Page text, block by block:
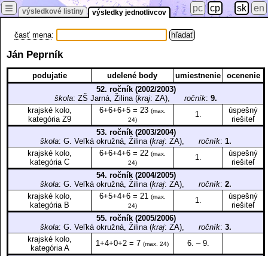
výsledkové listiny výsledky jednotlivcov
≡ pc cp sk en
časť mena:
Ján Peprník
podujatie udelené body umiestnenie
ocenenie
52. ročník (2002/2003)
škola: ZŠ Jarná, Žilina (kraj: ZA), ročník: 9.
krajské kolo,
kategória Z9
6+6+6+5 = 23 (max.
24)
1.
úspešný
riešiteľ
53. ročník (2003/2004)
škola: G. Veľká okružná, Žilina (kraj: ZA), ročník: 1.
krajské kolo,
kategória C
6+6+4+6 = 22 (max.
24)
1.
úspešný
riešiteľ
54. ročník (2004/2005)
škola: G. Veľká okružná, Žilina (kraj: ZA), ročník: 2.
krajské kolo,
kategória B
6+5+4+6 = 21 (max.
24)
1.
úspešný
riešiteľ
55. ročník (2005/2006)
škola: G. Veľká okružná, Žilina (kraj: ZA), ročník: 3.
krajské kolo,
kategória A
1+4+0+2 = 7 (max. 24)
6. – 9.